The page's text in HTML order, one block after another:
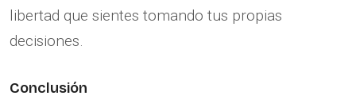
libertad que sientes tomando tus propias
decisiones.
Conclusión